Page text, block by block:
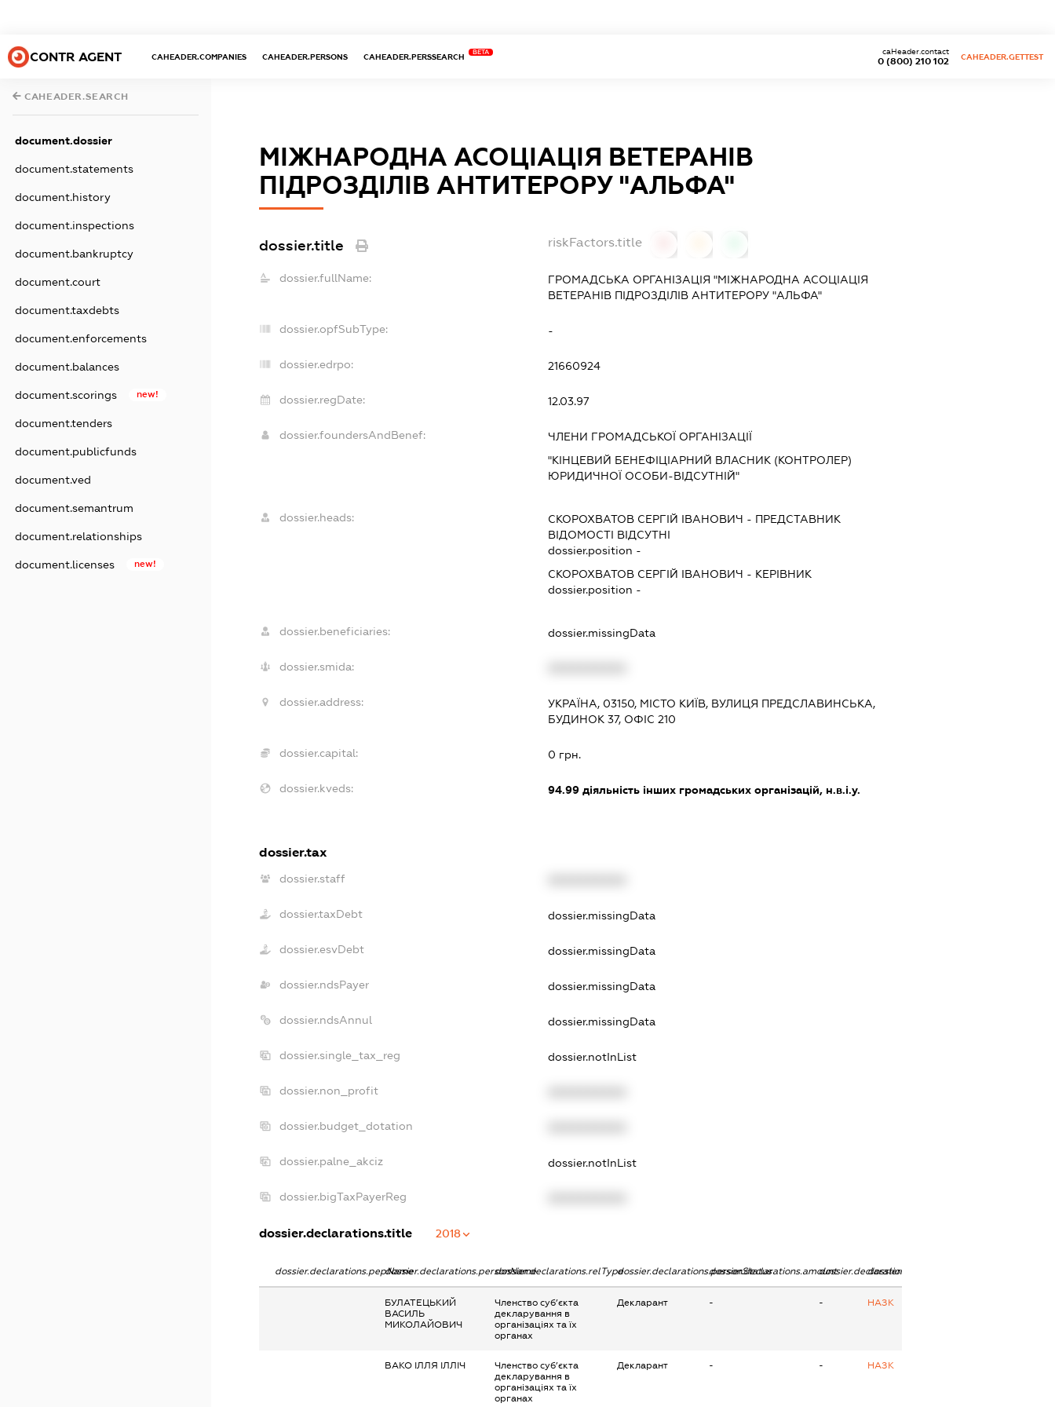
CONTR AGENT CAHEADER.COMPANIES CAHEADER.PERSONS CAHEADER.PERSSEARCH
BETA
0 (800) 210 102
caHeader.contact
CAHEADER.GETTEST
CAHEADER.SEARCH
document.dossier
document.statements
document.history
document.inspections
document.bankruptcy
document.court
document.taxdebts
document.enforcements
document.balances
document.scorings new!
document.tenders
document.publicfunds
document.ved
document.semantrum
document.relationships
document.licenses new!
МІЖНАРОДНА АСОЦІАЦІЯ ВЕТЕРАНІВ
ПІДРОЗДІЛІВ АНТИТЕРОРУ "АЛЬФА"
dossier.title riskFactors.title
dossier.fullName:
ГРОМАДСЬКА ОРГАНІЗАЦІЯ "МІЖНАРОДНА АСОЦІАЦІЯ
ВЕТЕРАНІВ ПІДРОЗДІЛІВ АНТИТЕРОРУ "АЛЬФА"
dossier.opfSubType: -
dossier.edrpo: 21660924
dossier.regDate: 12.03.97
dossier.foundersAndBenef:
ЧЛЕНИ ГРОМАДСЬКОЇ ОРГАНІЗАЦІЇ
"КІНЦЕВИЙ БЕНЕФІЦІАРНИЙ ВЛАСНИК (КОНТРОЛЕР)
ЮРИДИЧНОЇ ОСОБИ-ВІДСУТНІЙ"
dossier.heads: СКОРОХВАТОВ СЕРГІЙ ІВАНОВИЧ - ПРЕДСТАВНИК
ВІДОМОСТІ ВІДСУТНІ
dossier.position -
СКОРОХВАТОВ СЕРГІЙ ІВАНОВИЧ - КЕРІВНИК
dossier.position -
dossier.beneficiaries: dossier.missingData
dossier.smida:
dossier.address:
УКРАЇНА, 03150, МІСТО КИЇВ, ВУЛИЦЯ ПРЕДСЛАВИНСЬКА,
БУДИНОК 37, ОФІС 210
dossier.capital: 0 грн.
dossier.kveds: 94.99 діяльність інших громадських організацій, н.в.і.у.
dossier.tax
dossier.staff
dossier.taxDebt dossier.missingData
dossier.esvDebt dossier.missingData
dossier.ndsPayer dossier.missingData
dossier.ndsAnnul dossier.missingData
dossier.single_tax_reg dossier.notInList
dossier.non_profit
dossier.budget_dotation
dossier.palne_akciz dossier.notInList
dossier.bigTaxPayerReg
dossier.declarations.title 2018
dossier.declarations.pepNamedossier.declarations.personNamedossier.declarations.relTypedossier.declarations.personStatusdossier.declarations.amountdossier.declarations.currency
dossier.declarations.source
БУЛАТЕЦЬКИЙ
ВАСИЛЬ
МИКОЛАЙОВИЧ
Членство суб’єкта
декларування в
організаціях та їх
органах
Декларант - - НАЗК
ВАКО ІЛЛЯ ІЛЛІЧ
Членство суб’єкта
декларування в
організаціях та їх
органах
Декларант - - НАЗК